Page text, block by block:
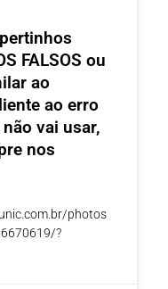
FALSOS ou
ao
ao erro
vai usar,
nos
photos
?